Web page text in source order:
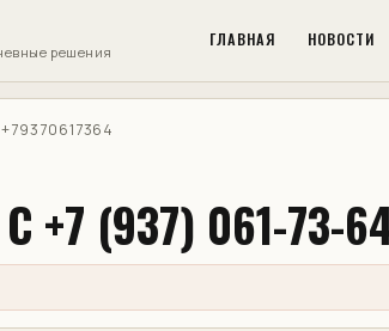
решения
ГЛАВНАЯ НОВОСТИ
+79370617364
+7 (937) 061-73-